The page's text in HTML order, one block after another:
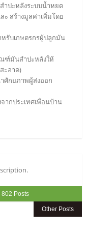
ำปะหลังระบบน้ำหยด
ะ สร้างมูลค่าเพิ่มโดย
หรับเกษตรกรผู้ปลูกมัน
ฑ์มันสำปะหลังให้
ะอาด)
ศักยภาพผู้ส่งออก
ากประเทศเพื่อนบ้าน
802 Posts
Other Posts